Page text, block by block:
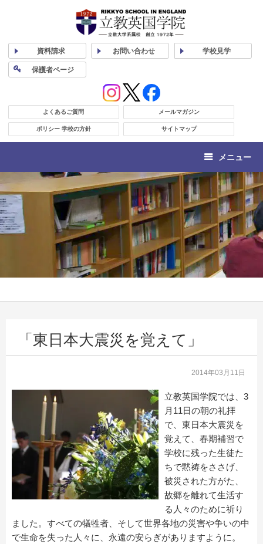
資料請求 お問い合わせ 学校見学
保護者ページ
よくあるご質問 メールマガジン
ポリシー 学校の方針 サイトマップ
メニュー
「東日本大震災を覚えて」
2014年03月11日
立教英国学院では、3
月11日の朝の礼拝
で、東日本大震災を
覚えて、春期補習で
学校に残った生徒た
ちで黙祷をささげ、
被災された方がた、
故郷を離れて生活す
る人々のために祈り
ました。すべての犠牲者、そして世界各地の災害や争いの中
で生命を失った人々に、永遠の安らぎがありますように。